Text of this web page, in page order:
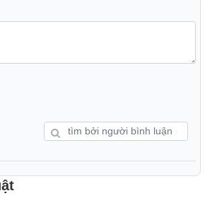
vệ sinh
hơn với công việc chùi rửa và bảo